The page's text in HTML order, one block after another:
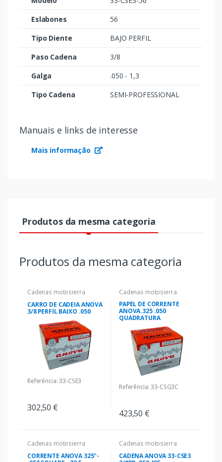
Eslabones
56
Tipo Diente
BAJO PERFIL
Paso Cadena
3/8
Galga
.050 - 1,3
Tipo Cadena
SEMI-PROFESSIONAL
Manuais e links de interesse
Mais informação
Produtos da mesma categoria
Produtos da mesma categoria
Cadenas motosierra
CARRO DE CADEIA ANOVA
3/8 PERFIL BAIXO .050
Referência: 33-CSE3
302,50 €
Cadenas motosierra
PAPEL DE CORRENTE
ANOVA.325 .050
QUADRATURA
Referência: 33-CSG3C
423,50 €
Cadenas motosierra
CORRENTE ANOVA 325"-
Cadenas motosierra
CADENA ANOVA 33-CSE3